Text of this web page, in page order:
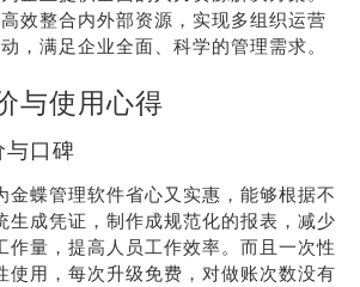
效整合内外部资源，实现多组织运营
，满足企业全面、科学的管理需求。
与使用心得
与口碑
金蝶管理软件省心又实惠，能够根据不
生成凭证，制作成规范化的报表，减少
作量，提高人员工作效率。而且一次性
使用，每次升级免费，对做账次数没有